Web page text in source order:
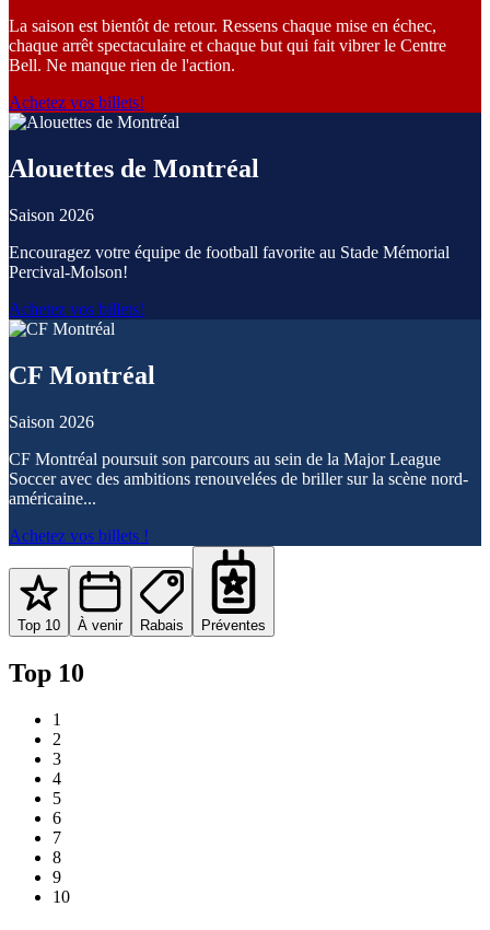
La saison est bientôt de retour. Ressens chaque mise en échec,
chaque arrêt spectaculaire et chaque but qui fait vibrer le Centre
Bell. Ne manque rien de l'action.
Achetez vos billets!
Alouettes de Montréal
Saison 2026
Encouragez votre équipe de football favorite au Stade Mémorial
Percival-Molson!
Achetez vos billets!
CF Montréal
Saison 2026
CF Montréal poursuit son parcours au sein de la Major League
Soccer avec des ambitions renouvelées de briller sur la scène nord-
américaine...
Achetez vos billets !
Top 10 À venir Rabais Préventes
Top 10
1
2
3
4
5
6
7
8
9
10